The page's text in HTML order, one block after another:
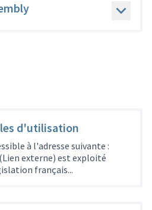
d'utilisation
à l'adresse suivante :
externe) est exploité
français...